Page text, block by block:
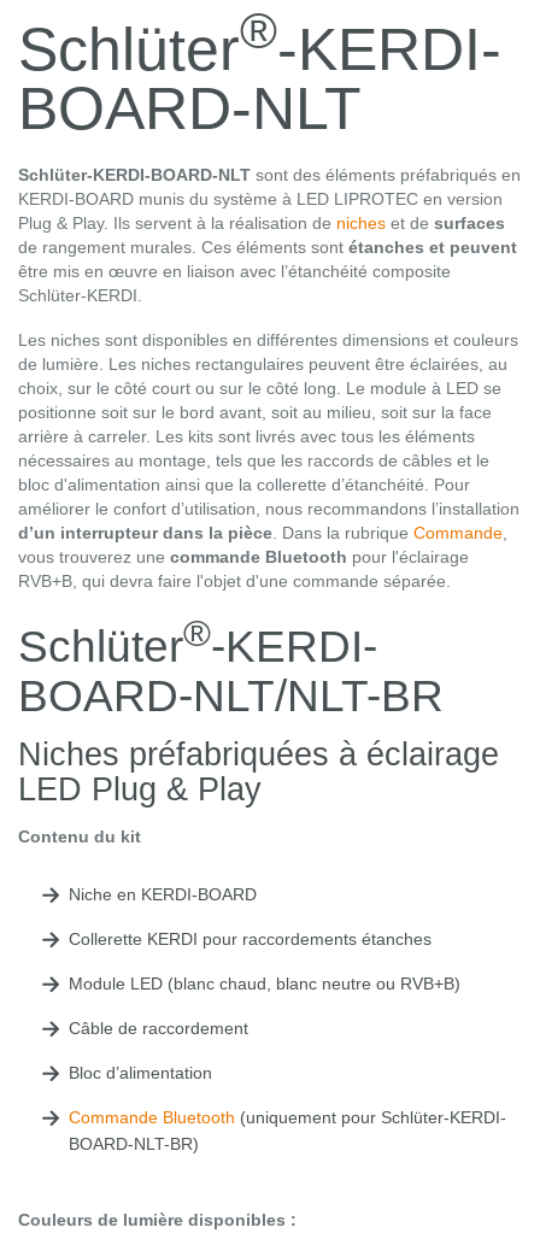
Schlüter®-KERDI-
BOARD-NLT
Schlüter-KERDI-BOARD-NLT sont des éléments préfabriqués en
KERDI-BOARD munis du système à LED LIPROTEC en version
Plug & Play. Ils servent à la réalisation de niches et de surfaces
de rangement murales. Ces éléments sont étanches et peuvent
être mis en œuvre en liaison avec l’étanchéité composite
Schlüter-KERDI.
Les niches sont disponibles en différentes dimensions et couleurs
de lumière. Les niches rectangulaires peuvent être éclairées, au
choix, sur le côté court ou sur le côté long. Le module à LED se
positionne soit sur le bord avant, soit au milieu, soit sur la face
arrière à carreler. Les kits sont livrés avec tous les éléments
nécessaires au montage, tels que les raccords de câbles et le
bloc d'alimentation ainsi que la collerette d’étanchéité. Pour
améliorer le confort d’utilisation, nous recommandons l’installation
d’un interrupteur dans la pièce. Dans la rubrique Commande,
vous trouverez une commande Bluetooth pour l'éclairage
RVB+B, qui devra faire l'objet d'une commande séparée.
Schlüter®-KERDI-
BOARD-NLT/NLT-BR
Niches préfabriquées à éclairage
LED Plug & Play
Contenu du kit
Niche en KERDI-BOARD
Collerette KERDI pour raccordements étanches
Module LED (blanc chaud, blanc neutre ou RVB+B)
Câble de raccordement
Bloc d’alimentation
Commande Bluetooth (uniquement pour Schlüter-KERDI-
BOARD-NLT-BR)
Couleurs de lumière disponibles :